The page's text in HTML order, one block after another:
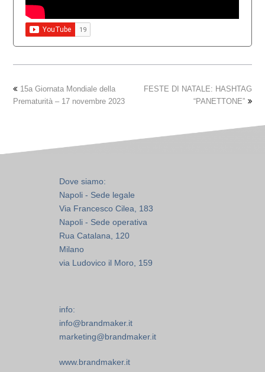
15a Giornata Mondiale della
Prematurità – 17 novembre 2023
FESTE DI NATALE: HASHTAG
“PANETTONE”
Dove siamo:
Napoli - Sede legale
Via Francesco Cilea, 183
Napoli - Sede operativa
Rua Catalana, 120
Milano
via Ludovico il Moro, 159
info:
info@brandmaker.it
marketing@brandmaker.it
www.brandmaker.it